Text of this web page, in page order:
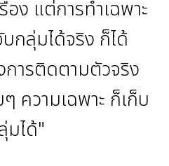
ง แต่การทำเฉพาะ
กลุ่มได้จริง ก็ได้
ารติดตามตัวจริง
ความเฉพาะ ก็เก็บ
มได้"